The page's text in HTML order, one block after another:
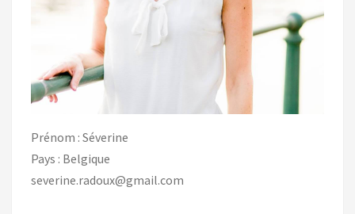
Prénom : Séverine
Pays : Belgique
severine.radoux@gmail.com